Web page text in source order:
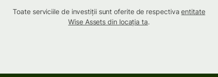
Toate serviciile de investiții sunt oferite de respectivaentitate
Wise Assets din locația ta.